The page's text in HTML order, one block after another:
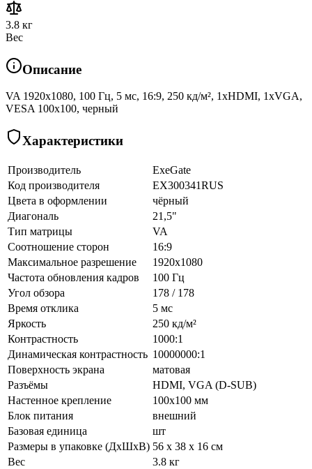
3.8 кг
Вес
Описание
VA 1920x1080, 100 Гц, 5 мс, 16:9, 250 кд/м², 1xHDMI, 1xVGA,
VESA 100x100, черный
Характеристики
Производитель
ExeGate
Код производителя
EX300341RUS
Цвета в оформлении
чёрный
Диагональ
21,5"
Тип матрицы
VA
Соотношение сторон
16:9
Максимальное разрешение
1920x1080
Частота обновления кадров
100 Гц
Угол обзора
178 / 178
Время отклика
5 мс
Яркость
250 кд/м²
Контрастность
1000:1
Динамическая контрастность 10000000:1
Поверхность экрана
матовая
Разъёмы
HDMI, VGA (D-SUB)
Настенное крепление
100x100 мм‎
Блок питания
внешний
Базовая единица
шт
Размеры в упаковке (ДхШхВ) 56 x 38 x 16 см
Вес
3.8 кг